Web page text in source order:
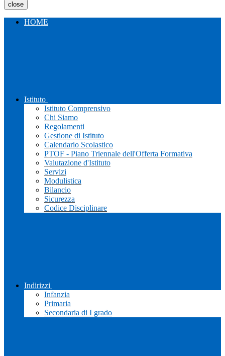
close
HOME
Istituto
Istituto Comprensivo
Chi Siamo
Regolamenti
Gestione di Istituto
Calendario Scolastico
PTOF - Piano Triennale dell'Offerta Formativa
Valutazione d'Istituto
Servizi
Modulistica
Bilancio
Sicurezza
Codice Disciplinare
Indirizzi
Infanzia
Primaria
Secondaria di I grado